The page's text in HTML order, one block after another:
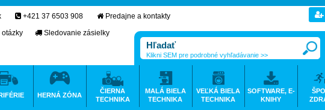
+421 37 6503 908
Predajne a kontakty
Sledovanie zásielky
Klikni SEM pre podrobné vyhľadávanie >>
HERNÁ ZÓNA
ČIERNA
TECHNIKA
MALÁ BIELA
TECHNIKA
VEĽKÁ BIELA
TECHNIKA
SOFTWARE, E-
KNIHY